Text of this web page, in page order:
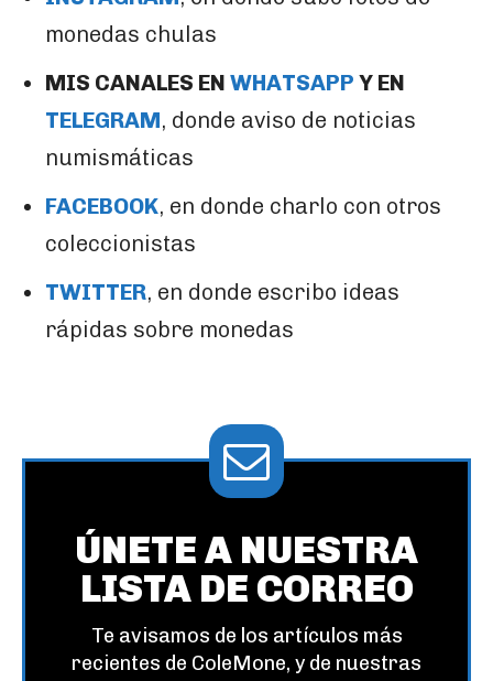
monedas chulas
MIS CANALES EN WHATSAPP Y EN
TELEGRAM, donde aviso de noticias
numismáticas
FACEBOOK, en donde charlo con otros
coleccionistas
TWITTER, en donde escribo ideas
rápidas sobre monedas
ÚNETE A NUESTRA
LISTA DE CORREO
Te avisamos de los artículos más
recientes de ColeMone, y de nuestras